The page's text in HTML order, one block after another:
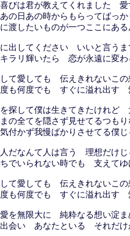
びは君が教えてくれました 愛
の日あの時からもらってばっ
渡したいものが一つここにある
出してください いいと言うま
ラリ輝いたら 恋が永遠に変わ
て愛しても 伝えきれないこの
度も何度でも すぐに溢れ出す
探して僕は生きてきたけれど
の全てを隠さず見せてるつも
付かず我慢ばかりさせてる僕
だなんて人は言う 理想だけじ
ちでいられない時でも 支えてゆ
て愛しても 伝えきれないこの
度も何度でも すぐに溢れ出す
を無限大に 純粋なる想い淀ま
出会い あなたといる それだ